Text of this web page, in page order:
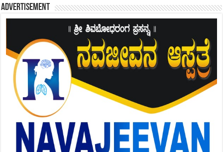
Advertisement